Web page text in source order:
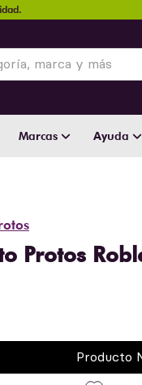
y más
Marcas Ayuda
Protos
Producto